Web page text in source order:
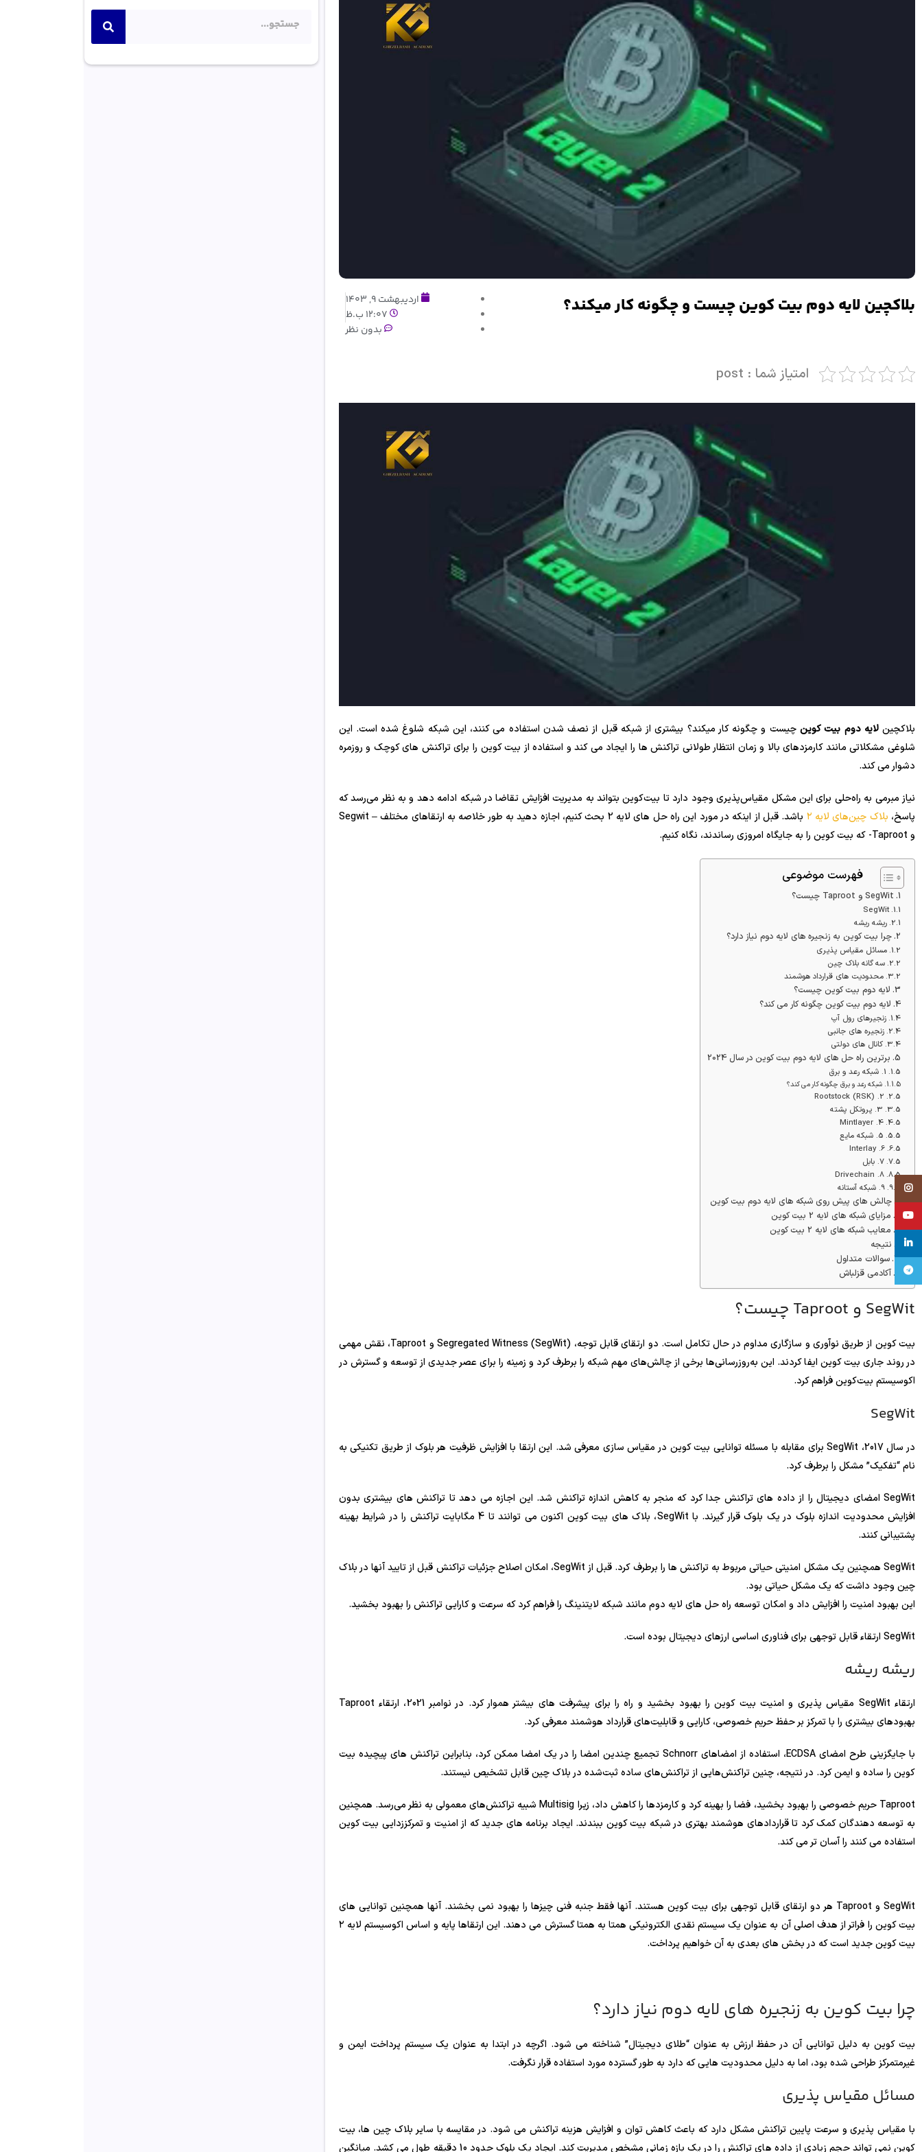
بلاکچین لایه دوم بیت کوین چیست و چگونه کار میکند؟
اردیبهشت 9, 1403
12:07 ب.ظ
بدون نظر
امتیاز شما : post
بلاکچینلایه دوم بیت کوین چیست و چگونه کار میکند؟ بیشتری از شبکه قبل از نصف شدن استفاده می کنند، این شبکه شلوغ شده است. این
شلوغی مشکلاتی مانند کارمزدهای بالا و زمان انتظار طولانی تراکنش ها را ایجاد می کند و استفاده از بیت کوین را برای تراکنش های کوچک و روزمره
دشوار می کند.
نیاز مبرمی به راه‌حلی برای این مشکل مقیاس‌پذیری وجود دارد تا بیت‌کوین بتواند به مدیریت افزایش تقاضا در شبکه ادامه دهد و به نظر می‌رسد که
پاسخ، بلاک چین‌های لایه ۲
باشد. قبل از اینکه در مورد این راه حل های لایه 2 بحث کنیم، اجازه دهید به طور خلاصه به ارتقاهای مختلف – Segwit
و Taproot- که بیت کوین را به جایگاه امروزی رساندند، نگاه کنیم.
فهرست موضوعی
SegWit و Taproot چیست؟
SegWit
ریشه ریشه
چرا بیت کوین به زنجیره های لایه دوم نیاز دارد؟
مسائل مقیاس پذیری
سه گانه بلاک چین
محدودیت های قرارداد هوشمند
لایه دوم بیت کوین چیست؟
لایه دوم بیت کوین چگونه کار می کند؟
زنجیرهای رول آپ
زنجیره های جانبی
کانال های دولتی
برترین راه حل های لایه دوم بیت کوین در سال 2024
1. شبکه رعد و برق
شبکه رعد و برق چگونه کار می کند؟
2. Rootstock (RSK)
3. پروتکل پشته
4. Mintlayer
5. شبکه مایع
6. Interlay
7. بابل
8. Drivechain
9. شبکه آستانه
چالش های پیش روی شبکه های لایه دوم بیت کوین
مزایای شبکه های لایه 2 بیت کوین
معایب شبکه های لایه 2 بیت کوین
نتیجه
سوالات متداول
آکادمی قزلباش
SegWit و Taproot چیست؟
بیت کوین از طریق نوآوری و سازگاری مداوم در حال تکامل است. دو ارتقای قابل توجه، Segregated Witness (SegWit) و Taproot، نقش مهمی
در روند جاری بیت کوین ایفا کردند. این به‌روزرسانی‌ها برخی از چالش‌های مهم شبکه را برطرف کرد و زمینه را برای عصر جدیدی از توسعه و گسترش در
اکوسیستم بیت‌کوین فراهم کرد.
SegWit
در سال 2017، SegWit برای مقابله با مسئله توانایی بیت کوین در مقیاس سازی معرفی شد. این ارتقا با افزایش ظرفیت هر بلوک از طریق تکنیکی به
نام “تفکیک” مشکل را برطرف کرد.
SegWit امضای دیجیتال را از داده های تراکنش جدا کرد که منجر به کاهش اندازه تراکنش شد. این اجازه می دهد تا تراکنش های بیشتری بدون
افزایش محدودیت اندازه بلوک در یک بلوک قرار گیرند. با SegWit، بلاک های بیت کوین اکنون می توانند تا 4 مگابایت تراکنش را در شرایط بهینه
پشتیبانی کنند.
SegWit همچنین یک مشکل امنیتی حیاتی مربوط به تراکنش ها را برطرف کرد. قبل از SegWit، امکان اصلاح جزئیات تراکنش قبل از تایید آنها در بلاک
چین وجود داشت که یک مشکل حیاتی بود.
این بهبود امنیت را افزایش داد و امکان توسعه راه حل های لایه دوم مانند شبکه لایتنینگ را فراهم کرد که سرعت و کارایی تراکنش را بهبود بخشید.
SegWit ارتقاء قابل توجهی برای فناوری اساسی ارزهای دیجیتال بوده است.
ریشه ریشه
ارتقاء SegWit مقیاس پذیری و امنیت بیت کوین را بهبود بخشید و راه را برای پیشرفت های بیشتر هموار کرد. در نوامبر 2021، ارتقاء Taproot
بهبودهای بیشتری را با تمرکز بر حفظ حریم خصوصی، کارایی و قابلیت‌های قرارداد هوشمند معرفی کرد.
با جایگزینی طرح امضای ECDSA، استفاده از امضاهای Schnorr تجمیع چندین امضا را در یک امضا ممکن کرد، بنابراین تراکنش های پیچیده بیت
کوین را ساده و ایمن کرد. در نتیجه، چنین تراکنش‌هایی از تراکنش‌های ساده ثبت‌شده در بلاک چین قابل تشخیص نیستند.
Taproot حریم خصوصی را بهبود بخشید، فضا را بهینه کرد و کارمزدها را کاهش داد، زیرا Multisig شبیه تراکنش‌های معمولی به نظر می‌رسد. همچنین
به توسعه دهندگان کمک کرد تا قراردادهای هوشمند بهتری در شبکه بیت کوین ببندند. ایجاد برنامه های جدید که از امنیت و تمرکززدایی بیت کوین
استفاده می کنند را آسان تر می کند.
SegWit و Taproot هر دو ارتقای قابل توجهی برای بیت کوین هستند. آنها فقط جنبه فنی چیزها را بهبود نمی بخشند. آنها همچنین توانایی های
بیت کوین را فراتر از هدف اصلی آن به عنوان یک سیستم نقدی الکترونیکی همتا به همتا گسترش می دهند. این ارتقاها پایه و اساس اکوسیستم لایه ۲
بیت کوین جدید است که در بخش های بعدی به آن خواهیم پرداخت.
چرا بیت کوین به زنجیره های لایه دوم نیاز دارد؟
بیت کوین به دلیل توانایی آن در حفظ ارزش به عنوان “طلای دیجیتال” شناخته می شود. اگرچه در ابتدا به عنوان یک سیستم پرداخت ایمن و
غیرمتمرکز طراحی شده بود، اما به دلیل محدودیت هایی که دارد به طور گسترده مورد استفاده قرار نگرفت.
مسائل مقیاس پذیری
با مقیاس پذیری و سرعت پایین تراکنش مشکل دارد که باعث کاهش توان و افزایش هزینه تراکنش می شود. در مقایسه با سایر بلاک چین ها، بیت
کوین نمی تواند حجم زیادی از داده های تراکنش را در یک بازه زمانی مشخص مدیریت کند. ایجاد یک بلوک حدود 10 دقیقه طول می کشد. میانگین
Instagram
YouTube
linkedin
تلگرام